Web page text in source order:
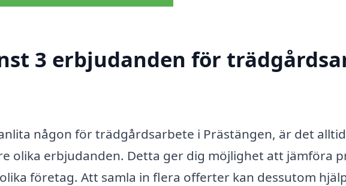
3 erbjudanden för
någon för trädgårdsarbete i Prästängen, är det
olika erbjudanden. Detta ger dig möjlighet att jämföra
företag. Att samla in flera offerter kan dessutom